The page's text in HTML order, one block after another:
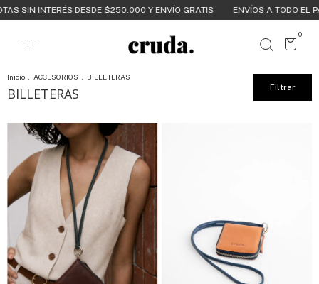
SIN INTERÉS DESDE $250.000 Y ENVÍO GRATIS ENVÍOS A TODO EL
0
Inicio ACCESORIOS BILLETERAS
BILLETERAS Filtrar